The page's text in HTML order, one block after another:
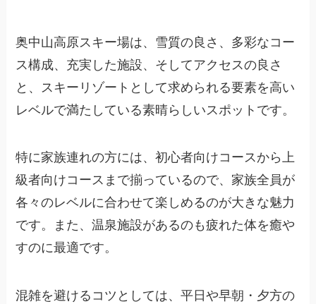
奥中山高原スキー場は、雪質の良さ、多彩なコー
ス構成、充実した施設、そしてアクセスの良さ
と、スキーリゾートとして求められる要素を高い
レベルで満たしている素晴らしいスポットです。
特に家族連れの方には、初心者向けコースから上
級者向けコースまで揃っているので、家族全員が
各々のレベルに合わせて楽しめるのが大きな魅力
です。また、温泉施設があるのも疲れた体を癒や
すのに最適です。
混雑を避けるコツとしては、平日や早朝・夕方の